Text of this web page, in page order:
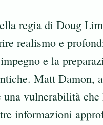
regia di Doug
realismo e
e la
Matt Damon,
vulnerabilità che
informazioni